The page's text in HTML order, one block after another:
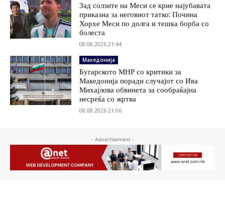
Зад солзите на Меси се крие најубавата
приказна за неговиот татко: Почина
Хорхе Меси по долга и тешка борба со
болеста
08.08.2026 21:44
Македонија
Бугарското МНР со критики за
Македонија поради случајот со Ива
Михајлова обвинета за сообраќајна
несреќа со жртва
08.08.2026 21:06
- Advertisement -